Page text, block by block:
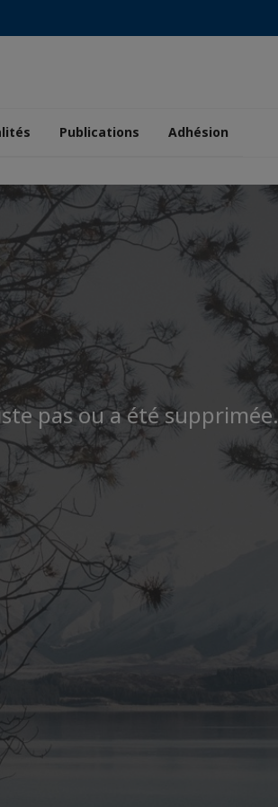
Publications Adhésion
pas ou a été supprimée.